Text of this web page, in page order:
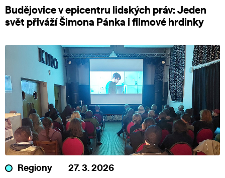
Budějovice v epicentru lidských práv: Jeden
svět přiváží Šimona Pánka i filmové hrdinky
Regiony 27. 3. 2026